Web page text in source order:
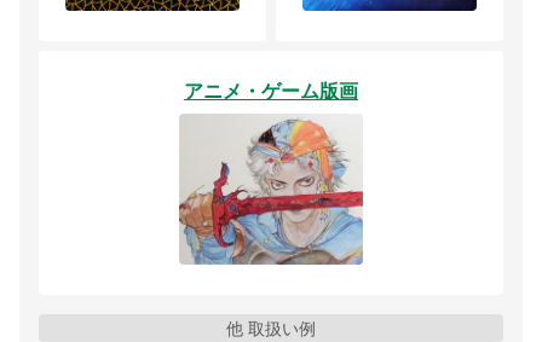
アニメ・ゲーム版画
他 取扱い例